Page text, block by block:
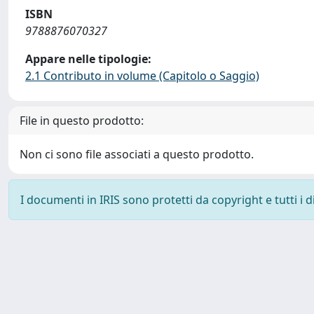
ISBN
9788876070327
Appare nelle tipologie:
2.1 Contributo in volume (Capitolo o Saggio)
File in questo prodotto:
Non ci sono file associati a questo prodotto.
I documenti in IRIS sono protetti da copyright e tutti i